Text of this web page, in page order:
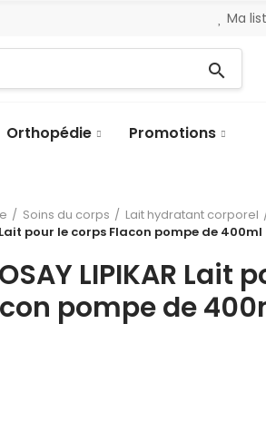
Ma
search
Orthopédie Promotions
Soins du corps
Lait hydratant corporel
Lait pour le corps Flacon pompe de 400ml
LIPIKAR Lait
pompe de